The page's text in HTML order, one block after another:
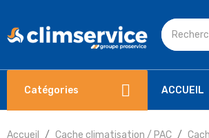
Catégories ACCUEIL
Accueil Cache climatisation / PAC